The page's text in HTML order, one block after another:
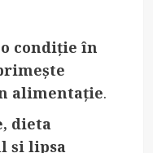
condiție în
alimentație.
dieta
și lipsa